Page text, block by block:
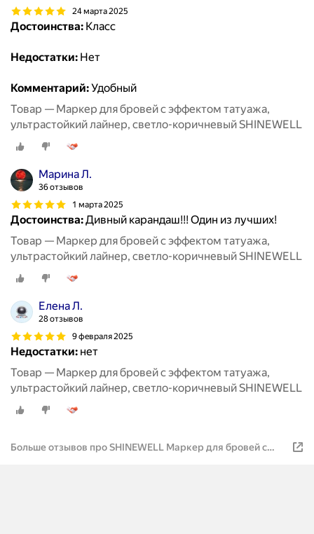
24 марта 2025
Достоинства: Класс
Недостатки: Нет
Комментарий:Удобный
Товар — Маркер для бровей с эффектом татуажа,
ультрастойкий лайнер, светло-коричневый SHINEWELL
Марина Л.
36 отзывов
1 марта 2025
Достоинства:Дивный карандаш!!! Один из лучших!
Товар — Маркер для бровей с эффектом татуажа,
ультрастойкий лайнер, светло-коричневый SHINEWELL
Елена Л.
28 отзывов
9 февраля 2025
Недостатки: нет
Товар — Маркер для бровей с эффектом татуажа,
ультрастойкий лайнер, светло-коричневый SHINEWELL
Больше отзывов про SHINEWELL Маркер для бровей с